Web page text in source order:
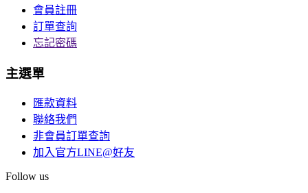
會員註冊
訂單查詢
忘記密碼
主選單
匯款資料
聯絡我們
非會員訂單查詢
加入官方LINE@好友
Follow us